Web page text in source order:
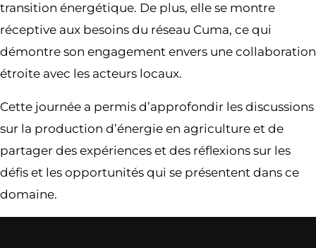
transition énergétique. De plus, elle se montre
réceptive aux besoins du réseau Cuma, ce qui
démontre son engagement envers une collaboration
étroite avec les acteurs locaux.
Cette journée a permis d’approfondir les discussions
sur la production d’énergie en agriculture et de
partager des expériences et des réflexions sur les
défis et les opportunités qui se présentent dans ce
domaine.